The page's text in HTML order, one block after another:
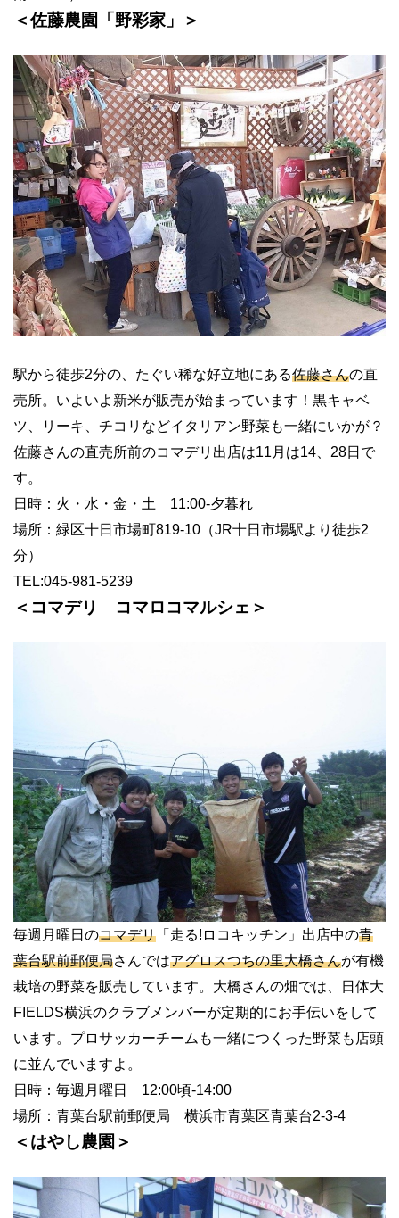
＜佐藤農園「野彩家」＞
駅から徒歩2分の、たぐい稀な好立地にある佐藤さんの直
売所。いよいよ新米が販売が始まっています！黒キャベ
ツ、リーキ、チコリなどイタリアン野菜も一緒にいかが？
佐藤さんの直売所前のコマデリ出店は11月は14、28日で
す。
日時：火・水・金・土 11:00-夕暮れ
場所：緑区十日市場町819-10（JR十日市場駅より徒歩2
分）
TEL:045-981-5239
＜コマデリ コマロコマルシェ＞
毎週月曜日のコマデリ 「走る!ロコキッチン」出店中の青
葉台駅前郵便局さんではアグロスつちの里大橋さんが有機
栽培の野菜を販売しています。大橋さんの畑では、日体大
FIELDS横浜のクラブメンバーが定期的にお手伝いをして
います。プロサッカーチームも一緒につくった野菜も店頭
に並んでいますよ。
日時：毎週月曜日 12:00頃-14:00
場所：青葉台駅前郵便局 横浜市青葉区青葉台2-3-4
＜はやし農園＞